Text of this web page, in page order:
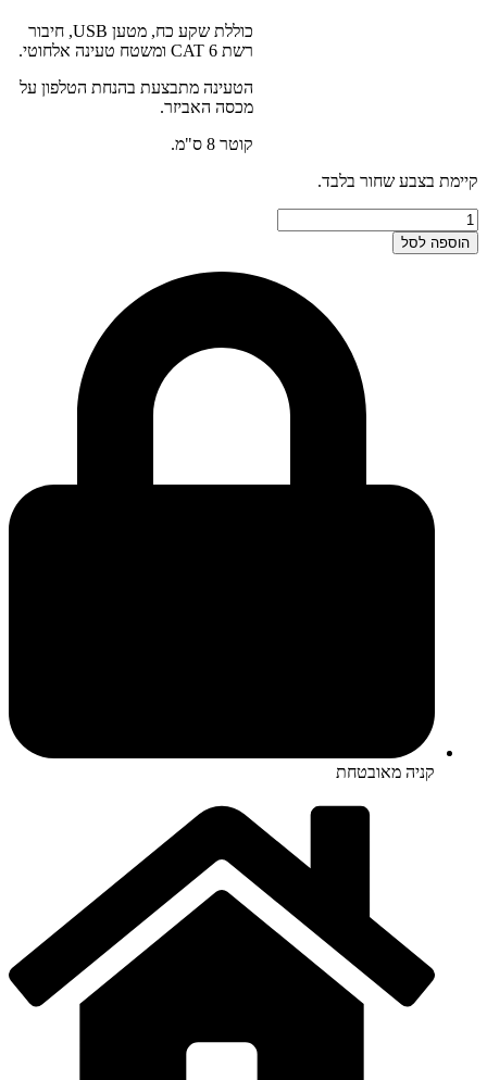
כוללת שקע כח, מטען USB, חיבור
רשת CAT 6 ומשטח טעינה אלחוטי.
הטעינה מתבצעת בהנחת הטלפון על
מכסה האביזר.
קוטר 8 ס"מ.
קיימת בצבע שחור בלבד.
כמות
של
עמדת
הוספה לסל
קניה מאובטחת